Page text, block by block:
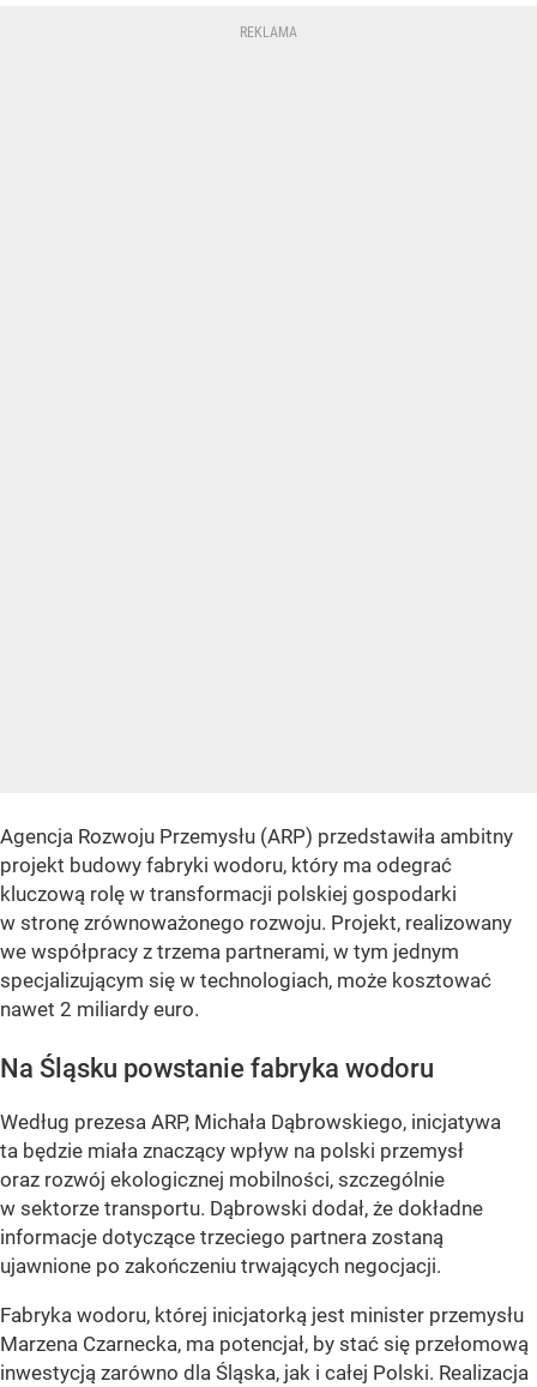
Agencja Rozwoju Przemysłu (ARP) przedstawiła ambitny
projekt budowy fabryki wodoru, który ma odegrać
kluczową rolę w transformacji polskiej gospodarki
w stronę zrównoważonego rozwoju. Projekt, realizowany
we współpracy z trzema partnerami, w tym jednym
specjalizującym się w technologiach, może kosztować
nawet 2 miliardy euro.
Na Śląsku powstanie fabryka wodoru
Według prezesa ARP, Michała Dąbrowskiego, inicjatywa
ta będzie miała znaczący wpływ na polski przemysł
oraz rozwój ekologicznej mobilności, szczególnie
w sektorze transportu. Dąbrowski dodał, że dokładne
informacje dotyczące trzeciego partnera zostaną
ujawnione po zakończeniu trwających negocjacji.
Fabryka wodoru, której inicjatorką jest minister przemysłu
Marzena Czarnecka, ma potencjał, by stać się przełomową
inwestycją zarówno dla Śląska, jak i całej Polski. Realizacja